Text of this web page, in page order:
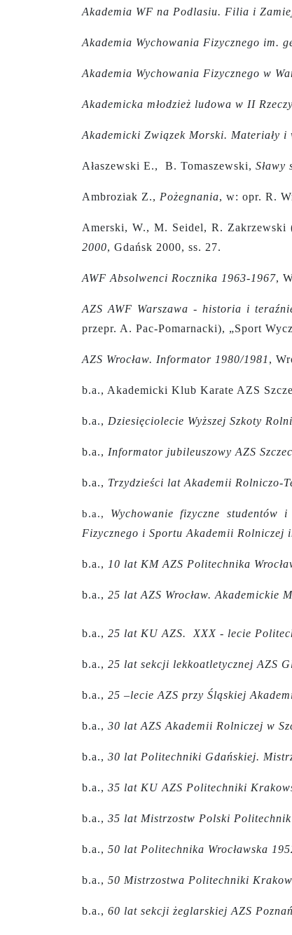
Akademia WF na Podlasiu. Filia i
Akademia Wychowania Fizycznego im.
Akademia Wychowania Fizycznego w
Akademicka młodzież ludowa w II
Akademicki Związek Morski. Materiały i
Ałaszewski E., B. Tomaszewski,
Ambroziak Z., Pożegnania, w: opr. R.
Amerski, W., M. Seidel, R. Zakrzewski
2000, Gdańsk 2000, ss. 27.
AWF Absolwenci Rocznika 1963-1967,
AZS AWF Warszawa - historia i
przepr. A. Pac-Pomarnacki), „Sport
AZS Wrocław. Informator 1980/1981 ,
b.a., Akademicki Klub Karate AZS
b.a., Dziesięciolecie Wyższej Szkoty
b.a., Informator jubileuszowy AZS
b.a., Trzydzieści lat Akademii Rolniczo-
b.a.,
Wychowanie fizyczne
Fizycznego i Sportu Akademii Rolniczej
b.a., 10 lat KM AZS Politechnika
b.a., 25 lat AZS Wrocław. Akademickie
b.a., 25 lat KU AZS. XXX - lecie
b.a., 25 lat sekcji lekkoatletycznej AZS
b.a., 25 –lecie AZS przy Śląskiej
b.a., 30 lat AZS Akademii Rolniczej w
b.a., 30 lat Politechniki Gdańskiej.
b.a., 35 lat KU AZS Politechniki
b.a., 35 lat Mistrzostw Polski
b.a., 50 lat Politechnika Wrocławska
b.a., 50 Mistrzostwa Politechniki
b.a., 60 lat sekcji żeglarskiej AZS